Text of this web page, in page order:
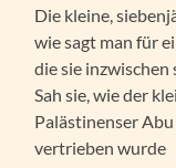
Die kleine,
wie sagt man für
die sie inzwischen
Sah sie, wie der
Palästinenser Abu
vertrieben wurde